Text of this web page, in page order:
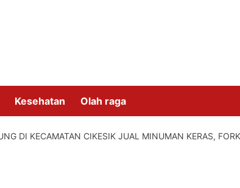
Kesehatan Olah raga
DI KECAMATAN CIKESIK JUAL MINUMAN KERAS,